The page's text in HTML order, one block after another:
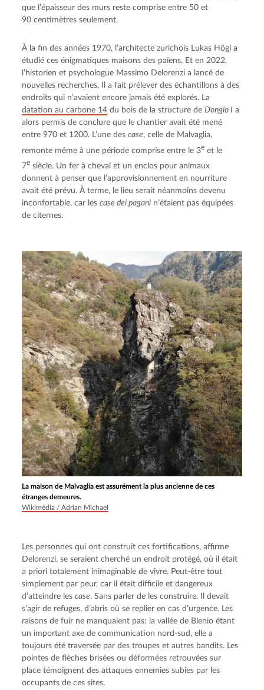
que l’épaisseur des murs reste comprise entre 50 et
90 centimètres seulement.
À la fin des années 1970, l’architecte zurichois Lukas Högl a
étudié ces énigmatiques maisons des païens. Et en 2022,
l’historien et psychologue Massimo Delorenzi a lancé de
nouvelles recherches. Il a fait prélever des échantillons à des
datation au carbone 14 du bois de la structure de Dongio I a
alors permis de conclure que le chantier avait été mené
entre 970 et 1200. L’une des case, celle de Malvaglia,
remonte même à une période comprise entre le 3e et le
7e siècle. Un fer à cheval et un enclos pour animaux
donnent à penser que l’approvisionnement en nourriture
avait été prévu. À terme, le lieu serait néanmoins devenu
inconfortable, car les case dei pagani n’étaient pas équipées
de citernes.
La maison de Malvaglia est assurément la plus ancienne de ces
étranges demeures.
Wikimédia / Adrian Michael
Les personnes qui ont construit ces fortifications, affirme
Delorenzi, se seraient cherché un endroit protégé, où il était
a priori totalement inimaginable de vivre. Peut-être tout
simplement par peur, car il était difficile et dangereux
d’atteindre les case. Sans parler de les construire. Il devait
s’agir de refuges, d’abris où se replier en cas d’urgence. Les
raisons de fuir ne manquaient pas: la vallée de Blenio étant
un important axe de communication nord-sud, elle a
toujours été traversée par des troupes et autres bandits. Les
pointes de flèches brisées ou déformées retrouvées sur
place témoignent des attaques ennemies subies par les
occupants de ces sites.